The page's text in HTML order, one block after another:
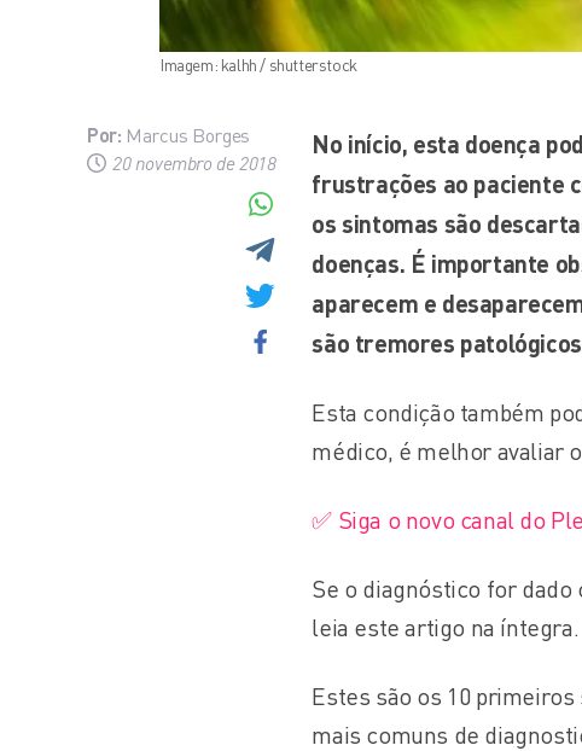
Imagem: kalhh / shutterstock
Por: Marcus Borges
20 novembro de 2018
No início, esta doença
frustrações ao paciente
os sintomas são
doenças. É importante
aparecem e
são tremores
Esta condição também
médico, é melhor avaliar
✅ Siga o novo canal do
Se o diagnóstico for
leia este artigo na íntegra.
Estes são os 10
mais comuns de